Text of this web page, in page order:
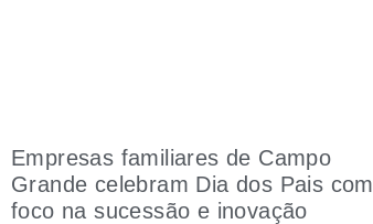
Empresas familiares de Campo
Grande celebram Dia dos Pais com
foco na sucessão e inovação